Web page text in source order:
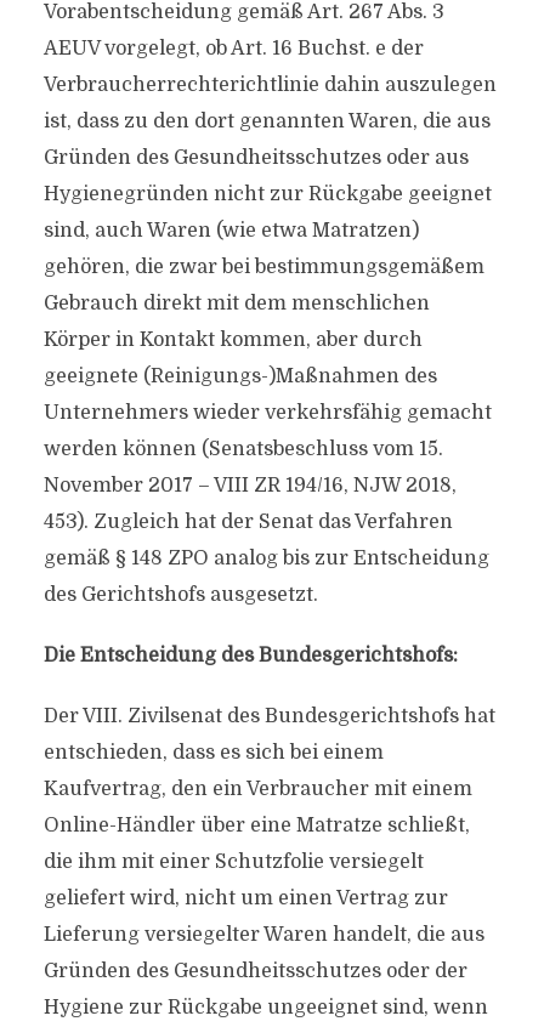
Vorabentscheidung gemäß Art. 267 Abs. 3
AEUV vorgelegt, ob Art. 16 Buchst. e der
Verbraucherrechterichtlinie dahin auszulegen
ist, dass zu den dort genannten Waren, die aus
Gründen des Gesundheitsschutzes oder aus
Hygienegründen nicht zur Rückgabe geeignet
sind, auch Waren (wie etwa Matratzen)
gehören, die zwar bei bestimmungsgemäßem
Gebrauch direkt mit dem menschlichen
Körper in Kontakt kommen, aber durch
geeignete (Reinigungs-)Maßnahmen des
Unternehmers wieder verkehrsfähig gemacht
werden können (Senatsbeschluss vom 15.
November 2017 – VIII ZR 194/16, NJW 2018,
453). Zugleich hat der Senat das Verfahren
gemäß § 148 ZPO analog bis zur Entscheidung
des Gerichtshofs ausgesetzt.
Die Entscheidung des Bundesgerichtshofs:
Der VIII. Zivilsenat des Bundesgerichtshofs hat
entschieden, dass es sich bei einem
Kaufvertrag, den ein Verbraucher mit einem
Online-Händler über eine Matratze schließt,
die ihm mit einer Schutzfolie versiegelt
geliefert wird, nicht um einen Vertrag zur
Lieferung versiegelter Waren handelt, die aus
Gründen des Gesundheitsschutzes oder der
Hygiene zur Rückgabe ungeeignet sind, wenn